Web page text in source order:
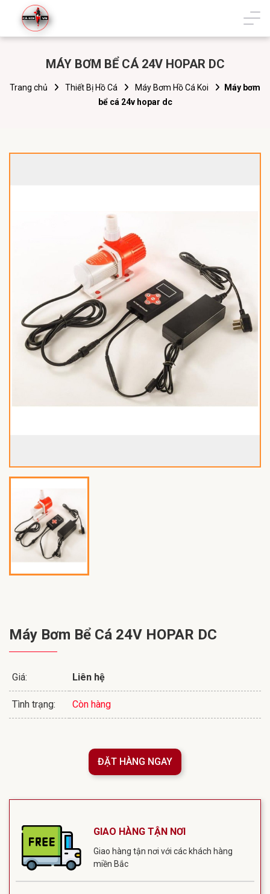
MÁY BƠM BỂ CÁ 24V HOPAR DC
Trang chủ Thiết Bị Hồ Cá Máy Bơm Hồ Cá Koi
Máy bơm
bể cá 24v hopar dc
Máy Bơm Bể Cá 24V HOPAR DC
Giá: Liên hệ
Tình trạng: Còn hàng
ĐẶT HÀNG NGAY
GIAO HÀNG TẬN NƠI
Giao hàng tận nơi với các khách hàng
miền Bắc